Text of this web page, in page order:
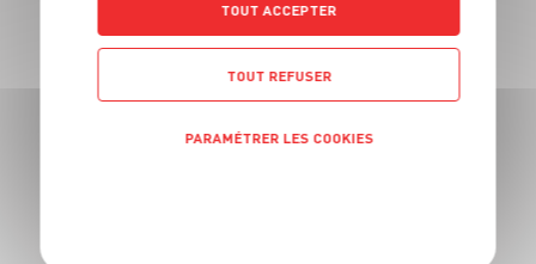
TOUT ACCEPTER
TOUT REFUSER
PARAMÉTRER LES COOKIES